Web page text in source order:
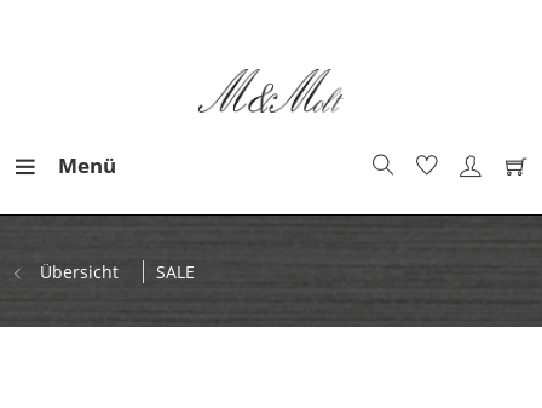
Menü
Übersicht SALE